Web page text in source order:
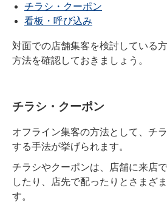
チラシ・クーポン
看板・呼び込み
対面での店舗集客を検討している
方法を確認しておきましょう。
チラシ・クーポン
オフライン集客の方法として、チ
する手法が挙げられます。
チラシやクーポンは、店舗に来店
したり、店先で配ったりとさまざ
す。